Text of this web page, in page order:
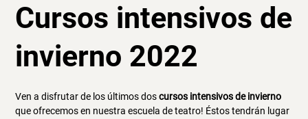
Cursos intensivos de
invierno 2022
Ven a disfrutar de los últimos doscursos intensivos de invierno
que ofrecemos en nuestra escuela de teatro! Éstos tendrán lugar